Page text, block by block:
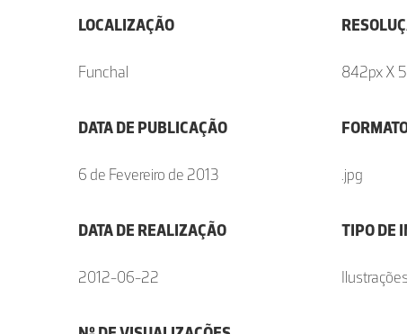
LOCALIZAÇÃO
Funchal
DATA DE PUBLICAÇÃO
6 de Fevereiro de 2013
DATA DE REALIZAÇÃO
2012-06-22
842px X
.jpg
TIPO DE
Ilustrações